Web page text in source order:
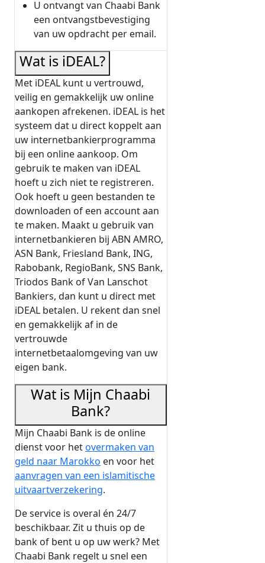
U ontvangt van Chaabi Bank
een ontvangstbevestiging
van uw opdracht per email.
Wat is iDEAL?
Met iDEAL kunt u vertrouwd,
veilig en gemakkelijk uw online
aankopen afrekenen. iDEAL is het
systeem dat u direct koppelt aan
uw internetbankierprogramma
bij een online aankoop. Om
gebruik te maken van iDEAL
hoeft u zich niet te registreren.
Ook hoeft u geen bestanden te
downloaden of een account aan
te maken. Maakt u gebruik van
internetbankieren bij ABN AMRO,
ASN Bank, Friesland Bank, ING,
Rabobank, RegioBank, SNS Bank,
Triodos Bank of Van Lanschot
Bankiers, dan kunt u direct met
iDEAL betalen. U rekent dan snel
en gemakkelijk af in de
vertrouwde
internetbetaalomgeving van uw
eigen bank.
Wat is Mijn Chaabi
Bank?
Mijn Chaabi Bank is de online
dienst voor hetovermaken van
geld naar Marokko en voor het
aanvragen van een islamitische
uitvaartverzekering.
De service is overal én 24/7
beschikbaar. Zit u thuis op de
bank of bent u op uw werk? Met
Chaabi Bank regelt u snel een